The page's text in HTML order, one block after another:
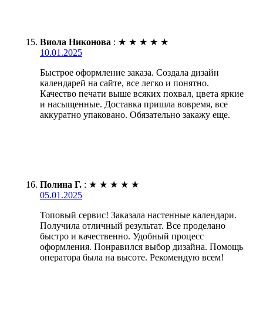
Виола Никонова : ★ ★ ★ ★ ★
10.01.2025
Быстрое оформление заказа. Создала дизайн
календарей на сайте, все легко и понятно.
Качество печати выше всяких похвал, цвета яркие
и насыщенные. Доставка пришла вовремя, все
аккуратно упаковано. Обязательно закажу еще.
Полина Г. : ★ ★ ★ ★ ★
05.01.2025
Топовый сервис! Заказала настенные календари.
Получила отличный результат. Все проделано
быстро и качественно. Удобный процесс
оформления. Понравился выбор дизайна. Помощь
оператора была на высоте. Рекомендую всем!